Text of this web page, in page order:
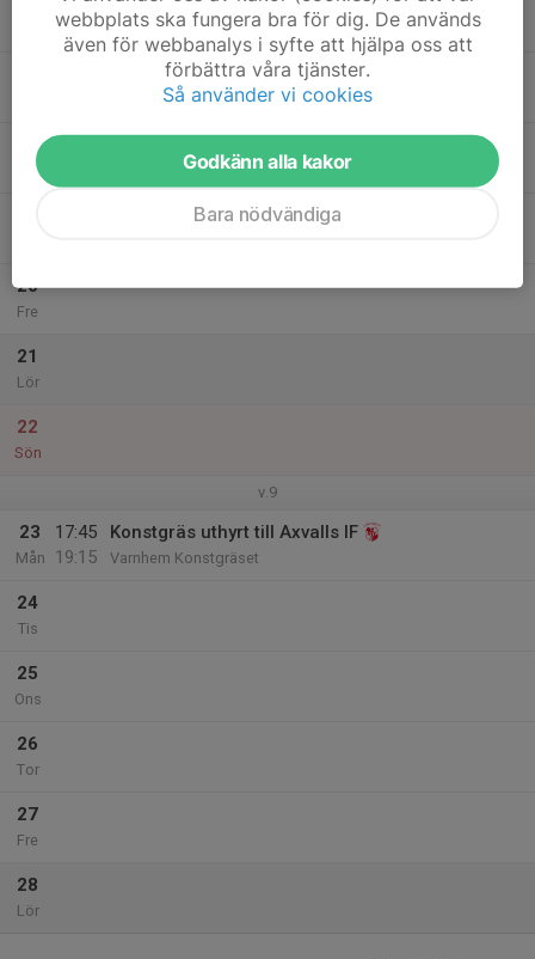
19:15
Varnhem Konstgräset
Ons
20
Fre
21
Lör
22
Sön
v.9
23
Mån
17:45
19:15
Konstgräs uthyrt till Axvalls IF
Varnhem Konstgräset
24
Tis
25
Ons
26
Tor
27
Fre
28
Lör
webbplats ska fungera bra för dig. De används
även för webbanalys i syfte att hjälpa oss att
förbättra våra tjänster.
Så använder vi cookies
Godkänn alla kakor
Bara nödvändiga